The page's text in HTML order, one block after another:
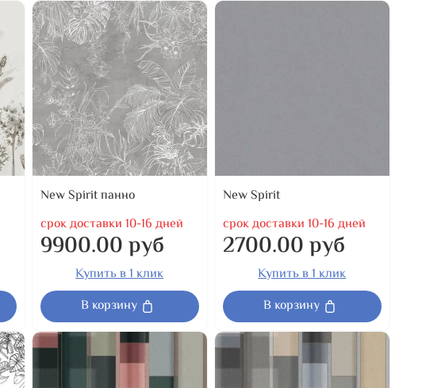
New Spirit панно
срок доставки 10-16 дней
9900.00 руб
Купить в 1 клик
В корзину
New Spirit
срок доставки 10-16 дней
2700.00 руб
Купить в 1 клик
В корзину